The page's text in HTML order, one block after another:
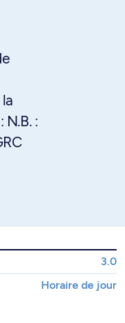
N.B. :
3.0
Horaire de jour